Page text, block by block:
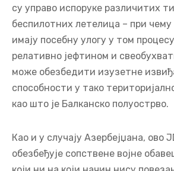
су управо испоруке различитих
беспилотних летелица – при
имају посебну улогу у том
релативно јефтином и
може обезбедити изузетне
способности у тако
као што је Балканско полуострво.
Као и у случају Азербејџана, ово
обезбеђује сопствене војне